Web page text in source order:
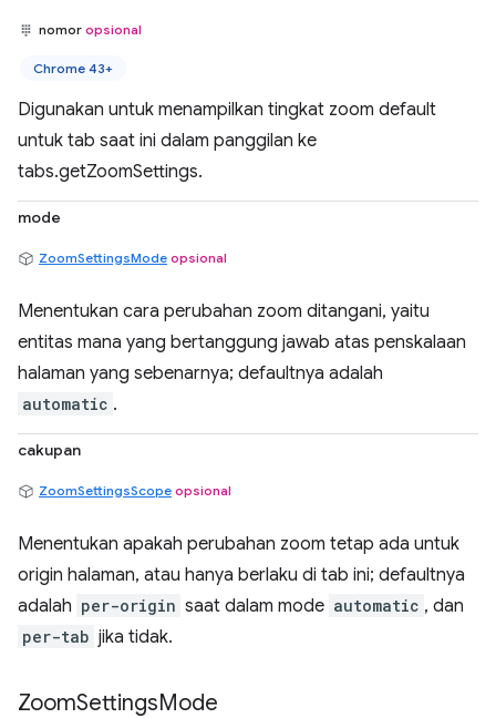
nomor opsional
Chrome 43+
Digunakan untuk menampilkan tingkat zoom default
untuk tab saat ini dalam panggilan ke
tabs.getZoomSettings.
mode
ZoomSettingsMode opsional
Menentukan cara perubahan zoom ditangani, yaitu
entitas mana yang bertanggung jawab atas penskalaan
halaman yang sebenarnya; defaultnya adalah
automatic .
cakupan
ZoomSettingsScope opsional
Menentukan apakah perubahan zoom tetap ada untuk
origin halaman, atau hanya berlaku di tab ini; defaultnya
adalah per-origin saat dalam mode automatic , dan
per-tab jika tidak.
ZoomSettingsMode